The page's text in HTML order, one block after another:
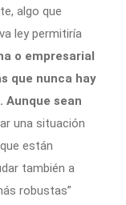
algo que
ley permitiría
o empresarial
que nunca hay
Aunque sean
una situación
están
también a
robustas”